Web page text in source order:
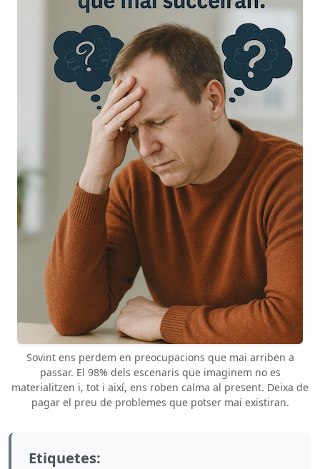
Sovint ens perdem en preocupacions que mai arriben a
passar. El 98% dels escenaris que imaginem no es
materialitzen i, tot i així, ens roben calma al present. Deixa de
pagar el preu de problemes que potser mai existiran.
Etiquetes: